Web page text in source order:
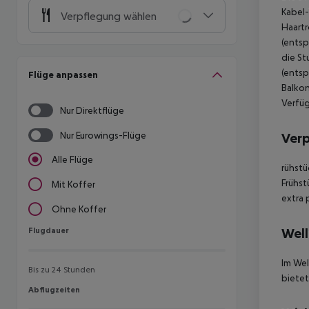
Verpflegung wählen
Flüge anpassen
Nur Direktflüge
Nur Eurowings-Flüge
Alle Flüge
Mit Koffer
Ohne Koffer
Flugdauer
Flugdauer
Bis zu 24 Stunden
Abflugzeiten
Abflugzeiten
die
extra
Im
bietet